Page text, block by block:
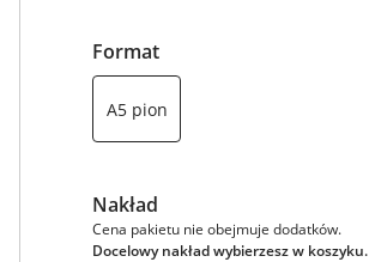
Format
A5 pion
Nakład
Cena pakietu nie obejmuje dodatków.
Docelowy nakład wybierzesz w koszyku.